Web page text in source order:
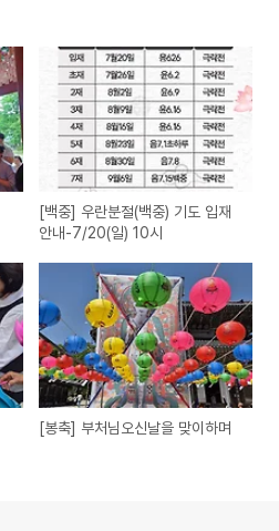
[백중] 우란분절(백중) 기도 입재
안내-7/20(일) 10시
[봉축] 부처님오신날을 맞이하며